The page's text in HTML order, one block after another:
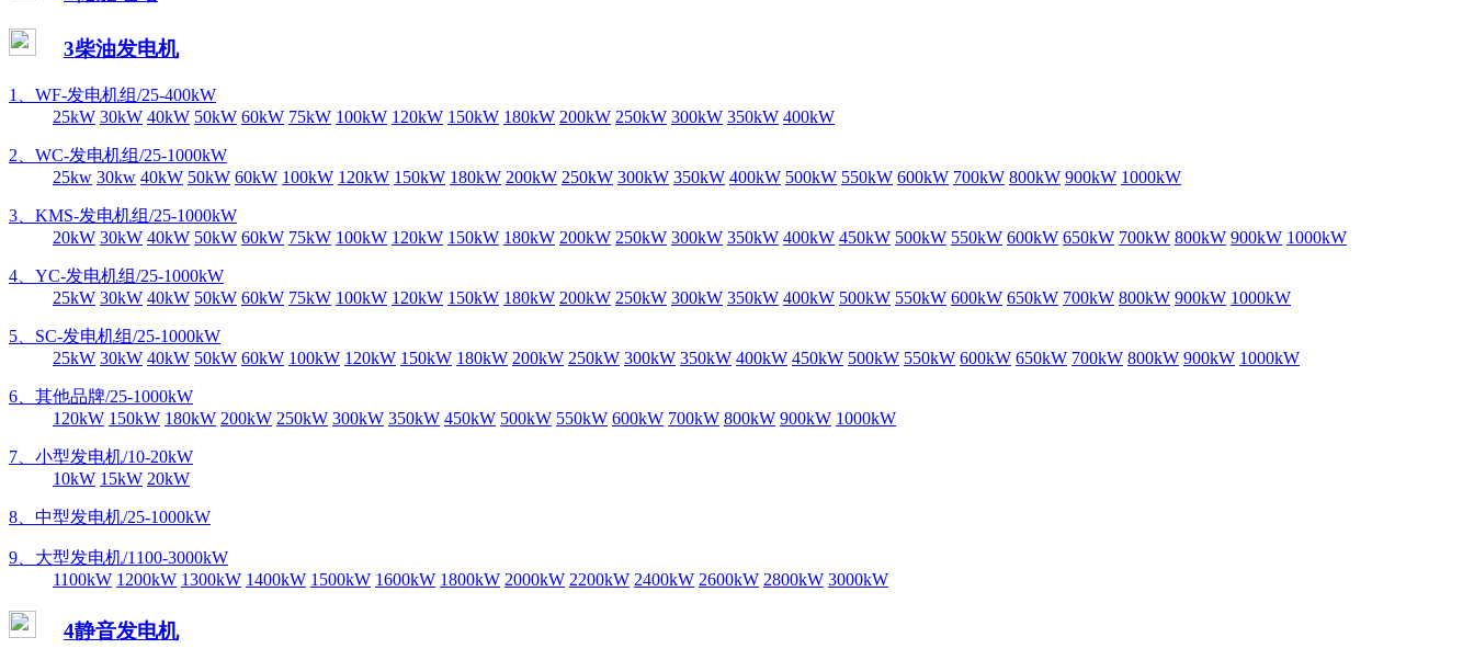
3柴油发电机
1、WF-发电机组/25-400kW
25kW 30kW 40kW 50kW 60kW 75kW 100kW 120kW 150kW 180kW 200kW 250kW 300kW 350kW 400kW
2、WC-发电机组/25-1000kW
25kw 30kw 40kW 50kW 60kW 100kW 120kW 150kW 180kW 200kW 250kW 300kW 350kW 400kW 500kW 550kW 600kW 700kW 800kW 900kW 1000kW
3、KMS-发电机组/25-1000kW
20kW 30kW 40kW 50kW 60kW 75kW 100kW 120kW 150kW 180kW 200kW 250kW 300kW 350kW 400kW 450kW 500kW 550kW 600kW 650kW 700kW 800kW 900kW 1000kW
4、YC-发电机组/25-1000kW
25kW 30kW 40kW 50kW 60kW 75kW 100kW 120kW 150kW 180kW 200kW 250kW 300kW 350kW 400kW 500kW 550kW 600kW 650kW 700kW 800kW 900kW 1000kW
5、SC-发电机组/25-1000kW
25kW 30kW 40kW 50kW 60kW 100kW 120kW 150kW 180kW 200kW 250kW 300kW 350kW 400kW 450kW 500kW 550kW 600kW 650kW 700kW 800kW 900kW 1000kW
6、其他品牌/25-1000kW
120kW 150kW 180kW 200kW 250kW 300kW 350kW 450kW 500kW 550kW 600kW 700kW 800kW 900kW 1000kW
7、小型发电机/10-20kW
10kW 15kW 20kW
8、中型发电机/25-1000kW
9、大型发电机/1100-3000kW
1100kW 1200kW 1300kW 1400kW 1500kW 1600kW 1800kW 2000kW 2200kW 2400kW 2600kW 2800kW 3000kW
4静音发电机